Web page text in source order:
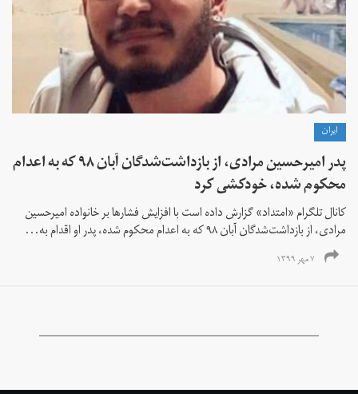
ايران
پدر امیرحسین مرادی، از بازداشت‌شدگان آبان ۹۸ که به اعدام
محکوم شده، خودکشی کرد
کانال تلگرام «امتداد» گزارش داده است با افزایش فشارها بر خانواده امیرحسین
مرادی، از بازداشت‌شدگان‌ آبان ۹۸ که به اعدام محکوم شده، پدر او اقدام به...
۷ مهر ۱۳۹۹